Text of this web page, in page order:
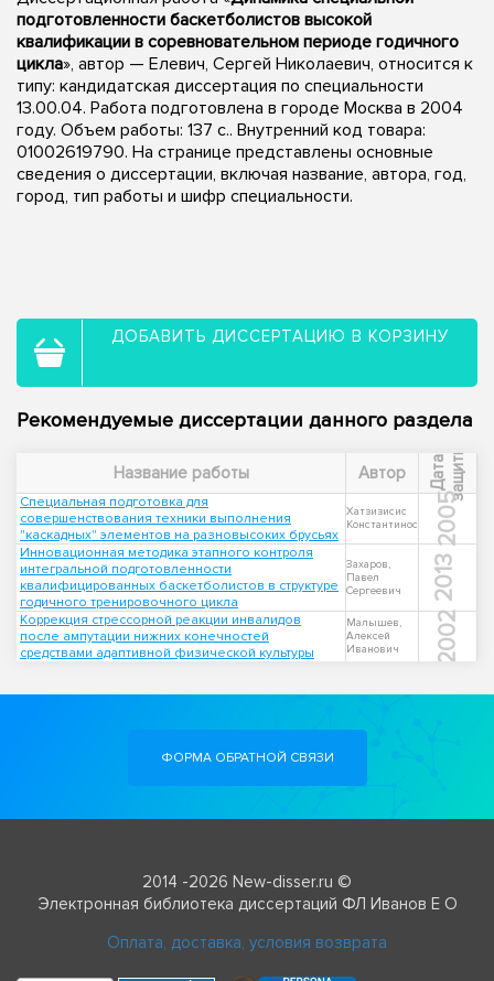
подготовленности баскетболистов высокой
квалификации в соревновательном периоде годичного
цикла», автор — Елевич, Сергей Николаевич, относится к
типу: кандидатская диссертация по специальности
13.00.04. Работа подготовлена в городе Москва в 2004
году. Объем работы: 137 с.. Внутренний код товара:
01002619790. На странице представлены основные
сведения о диссертации, включая название, автора, год,
город, тип работы и шифр специальности.
ДОБАВИТЬ ДИССЕРТАЦИЮ В КОРЗИНУ
Рекомендуемые диссертации данного раздела
Название работы Автор Д
а
т
а
з
а
щ
и
т ы
Специальная подготовка для
совершенствования техники выполнения
"каскадных" элементов на разновысоких брусьях
Хатзизисис
Константинос
2005
Инновационная методика этапного контроля
интегральной подготовленности
квалифицированных баскетболистов в структуре
годичного тренировочного цикла
Захаров,
Павел
Сергеевич
2013
Коррекция стрессорной реакции инвалидов
после ампутации нижних конечностей
средствами адаптивной физической культуры
Малышев,
Алексей
Иванович
2002
ФОРМА ОБРАТНОЙ СВЯЗИ
2014 -2026 New-disser.ru ©
Электронная библиотека диссертаций ФЛ Иванов Е О
Оплата, доставка, условия возврата